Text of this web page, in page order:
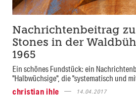
Nachrichtenbeitrag
Stones in der
1965
Ein schönes Fundstück: ein
"Halbwüchsige", die "systematisch und
christian ihle
14.04.2017